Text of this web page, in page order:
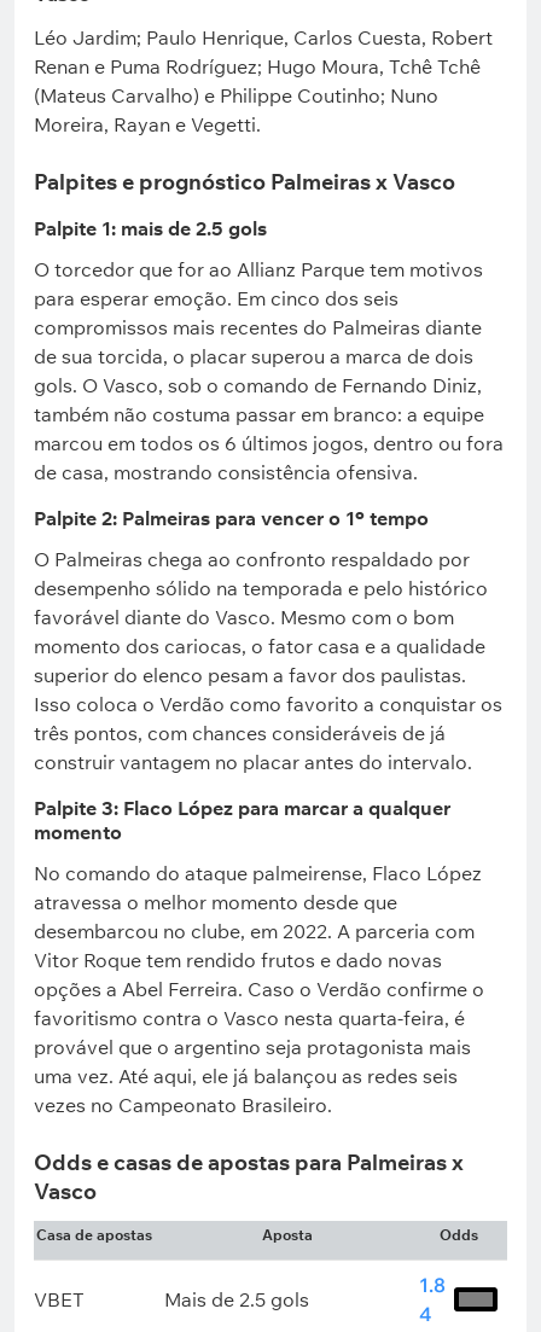
Léo Jardim; Paulo Henrique, Carlos Cuesta, Robert
Renan e Puma Rodríguez; Hugo Moura, Tchê Tchê
(Mateus Carvalho) e Philippe Coutinho; Nuno
Moreira, Rayan e Vegetti.
Palpites e prognóstico Palmeiras x Vasco
Palpite 1: mais de 2.5 gols
O torcedor que for ao Allianz Parque tem motivos
para esperar emoção. Em cinco dos seis
compromissos mais recentes do Palmeiras diante
de sua torcida, o placar superou a marca de dois
gols. O Vasco, sob o comando de Fernando Diniz,
também não costuma passar em branco: a equipe
marcou em todos os 6 últimos jogos, dentro ou fora
de casa, mostrando consistência ofensiva.
Palpite 2: Palmeiras para vencer o 1º tempo
O Palmeiras chega ao confronto respaldado por
desempenho sólido na temporada e pelo histórico
favorável diante do Vasco. Mesmo com o bom
momento dos cariocas, o fator casa e a qualidade
superior do elenco pesam a favor dos paulistas.
Isso coloca o Verdão como favorito a conquistar os
três pontos, com chances consideráveis de já
construir vantagem no placar antes do intervalo.
Palpite 3: Flaco López para marcar a qualquer
momento
No comando do ataque palmeirense, Flaco López
atravessa o melhor momento desde que
desembarcou no clube, em 2022. A parceria com
Vitor Roque tem rendido frutos e dado novas
opções a Abel Ferreira. Caso o Verdão confirme o
favoritismo contra o Vasco nesta quarta-feira, é
provável que o argentino seja protagonista mais
uma vez. Até aqui, ele já balançou as redes seis
vezes no Campeonato Brasileiro.
Odds e casas de apostas para Palmeiras x
Vasco
Casa de apostas Aposta Odds
VBET Mais de 2.5 gols
1.8
4